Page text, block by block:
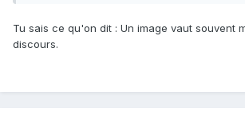
Tu sais ce qu'on dit : Un image vaut souvent
discours.